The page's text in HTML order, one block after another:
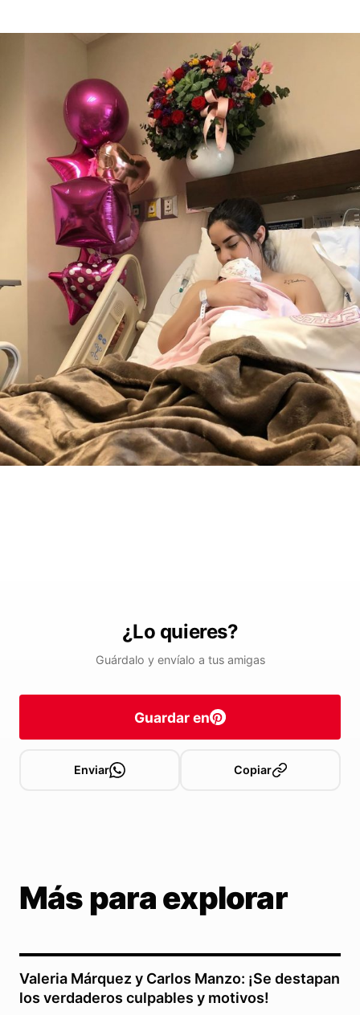
¿Lo quieres?
Guárdalo y envíalo a tus amigas
Guardar en
Enviar Copiar
Más para explorar
Valeria Márquez y Carlos Manzo: ¡Se destapan
los verdaderos culpables y motivos!